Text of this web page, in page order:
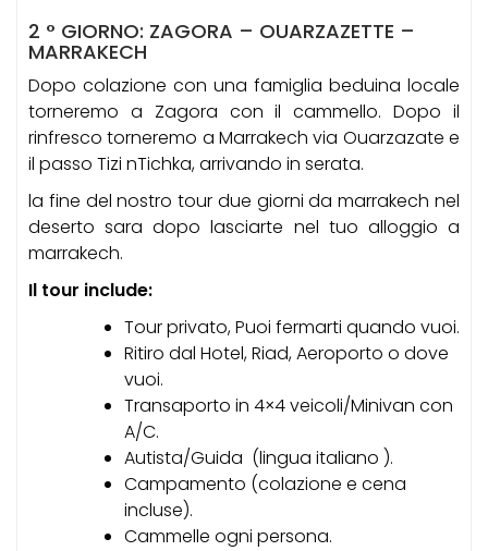
2 ° GIORNO: ZAGORA – OUARZAZETTE –
MARRAKECH
Dopo colazione con una famiglia beduina locale
torneremo a Zagora con il cammello. Dopo il
rinfresco torneremo a Marrakech via Ouarzazate e
il passo Tizi nTichka, arrivando in serata.
la fine del nostro tour due giorni da marrakech nel
deserto sara dopo lasciarte nel tuo alloggio a
marrakech.
Il tour include:
Tour privato,Puoi fermarti quando vuoi.
Ritiro dal Hotel, Riad, Aeroporto o dove
vuoi.
Transaporto in 4×4 veicoli/Minivan con
A/C.
Autista/Guida (lingua italiano ).
Campamento (colazione e cena
incluse).
Cammelle ogni persona.